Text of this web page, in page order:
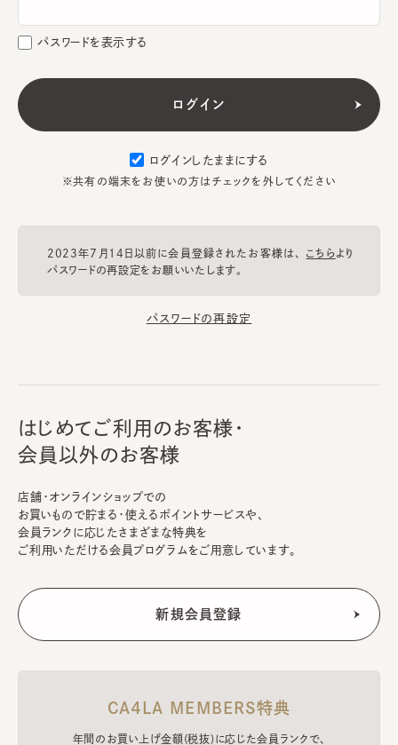
パスワードを表示する
ログインしたままにする
※共有の端末をお使いの方はチェックを外してください
2023年7月14日以前に会員登録されたお客様は、 こちらより
パスワードの再設定をお願いいたします。
パスワードの再設定
はじめてご利用のお客様・
会員以外のお客様
店舗・オンラインショップでの
お買いもので貯まる・使えるポイントサービスや、
会員ランクに応じたさまざまな特典を
ご利用いただける会員プログラムをご用意しています。
CA4LA MEMBERS特典
年間のお買い上げ金額(税抜)に応じた会員ランクで、